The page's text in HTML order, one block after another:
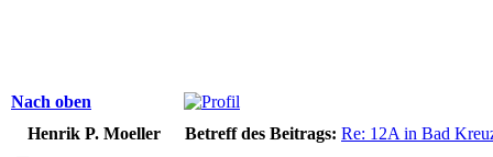
Nach oben
Henrik P. Moeller
Betreff des Beitrags: Re: 12A in Bad